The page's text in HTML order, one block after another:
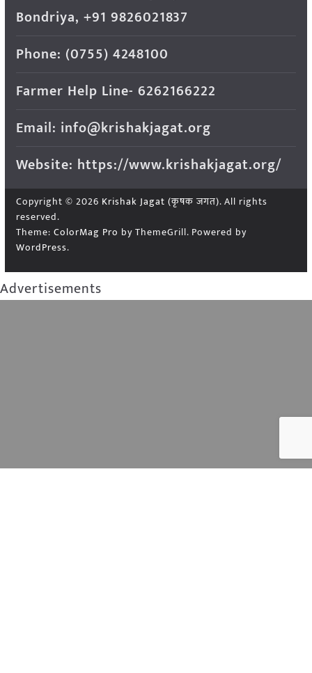
Bondriya, +91 9826021837
Phone: (0755) 4248100
Farmer Help Line- 6262166222
Email: info@krishakjagat.org
Website: https://www.krishakjagat.org/
Copyright © 2026 Krishak Jagat (कृषक जगत). All rights
reserved.
Theme: ColorMag Pro by ThemeGrill. Powered by
WordPress.
Advertisements